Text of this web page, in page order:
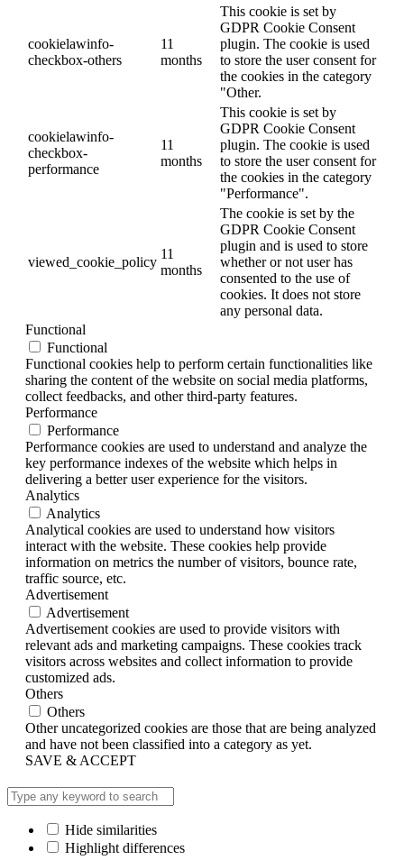
cookielawinfo-
checkbox-others
11
months
This cookie is set by
GDPR Cookie Consent
plugin. The cookie is used
to store the user consent for
the cookies in the category
"Other.
cookielawinfo-
checkbox-
performance
11
months
This cookie is set by
GDPR Cookie Consent
plugin. The cookie is used
to store the user consent for
the cookies in the category
"Performance".
viewed_cookie_policy
11
months
The cookie is set by the
GDPR Cookie Consent
plugin and is used to store
whether or not user has
consented to the use of
cookies. It does not store
any personal data.
Functional
Functional
Functional cookies help to perform certain functionalities like
sharing the content of the website on social media platforms,
collect feedbacks, and other third-party features.
Performance
Performance
Performance cookies are used to understand and analyze the
key performance indexes of the website which helps in
delivering a better user experience for the visitors.
Analytics
Analytics
Analytical cookies are used to understand how visitors
interact with the website. These cookies help provide
information on metrics the number of visitors, bounce rate,
traffic source, etc.
Advertisement
Advertisement
Advertisement cookies are used to provide visitors with
relevant ads and marketing campaigns. These cookies track
visitors across websites and collect information to provide
customized ads.
Others
Others
Other uncategorized cookies are those that are being analyzed
and have not been classified into a category as yet.
SAVE & ACCEPT
Hide similarities
Highlight differences